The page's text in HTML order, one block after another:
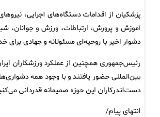
پزشکیان از اقدامات دستگاه‌های اجرایی،
آموزش و پرورش، ارتباطات، ورزش و جوانان،
دشوار اخیر با روحیه‌ای مسئولانه و جهادی
رئیس‌جمهوری همچنین از عملکرد ورزشکاران
بین‌المللی حضور یافتند و با وجود همه
دست‌اندرکاران این حوزه صمیمانه قدردانی
انتهای پیام/